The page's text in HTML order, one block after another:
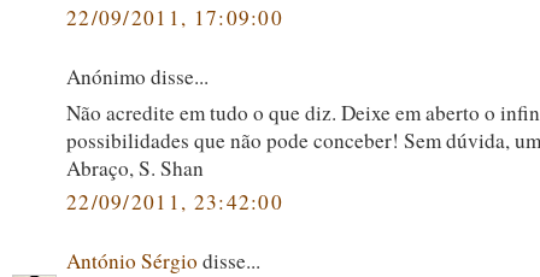
22/09/2011, 17:09:00
Anónimo disse...
Não acredite em tudo o que diz. Deixe em aberto o
possibilidades que não pode conceber! Sem dúvida,
Abraço, S. Shan
22/09/2011, 23:42:00
António Sérgio disse...